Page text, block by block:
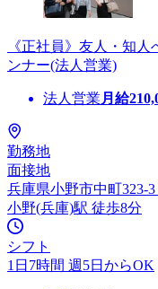
《正社員》友人・知
ンナー(法人営業)
法人営業 月給
勤務地
面接地
兵庫県小野市中町323-
小野(兵庫)駅 徒歩8分
シフト
1日7時間 週5日からOK